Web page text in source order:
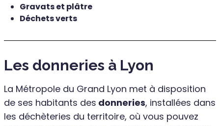
Gravats et plâtre
Déchets verts
Les donneries à Lyon
La Métropole du Grand Lyon met à disposition
de ses habitants des donneries, installées dans
les déchèteries du territoire, où vous pouvez